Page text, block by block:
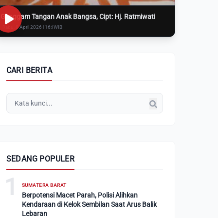
Genggam Tangan Anak Bangsa, Cipt: Hj. Ratmiwati
Rabu, 8 April 2026 | 16:i WIB
CARI BERITA
SEDANG POPULER
1 SUMATERA BARAT
Berpotensi Macet Parah, Polisi Alihkan
Kendaraan di Kelok Sembilan Saat Arus Balik
Lebaran